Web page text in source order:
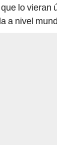
lo vieran
a nivel